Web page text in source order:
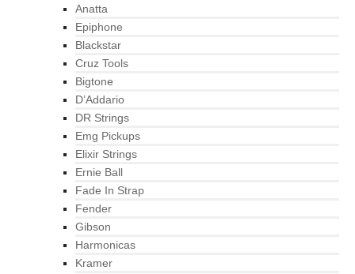
Anatta
Epiphone
Blackstar
Cruz Tools
Bigtone
D’Addario
DR Strings
Emg Pickups
Elixir Strings
Ernie Ball
Fade In Strap
Fender
Gibson
Harmonicas
Kramer